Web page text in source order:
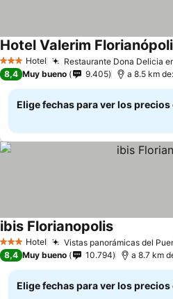
3 Estrellas
Hotel Restaurante Dona Delicia
Hotel Valerim
8,4 Muy bueno 9.405 a 8.5 km
Elige fechas para ver los precios
3 Estrellas
Hotel Vistas panorámicas del
ibis FlorianopolisVer precios
8,4 Muy bueno 10.794 a 8.7 km
Elige fechas para ver los precios